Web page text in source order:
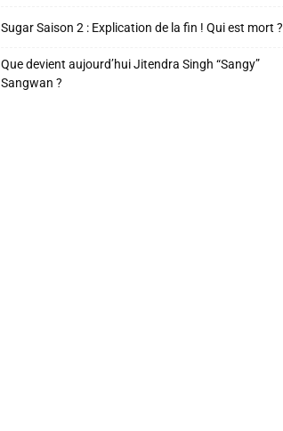
Sugar Saison 2 : Explication de la fin ! Qui est mort ?
Que devient aujourd’hui Jitendra Singh “Sangy”
Sangwan ?